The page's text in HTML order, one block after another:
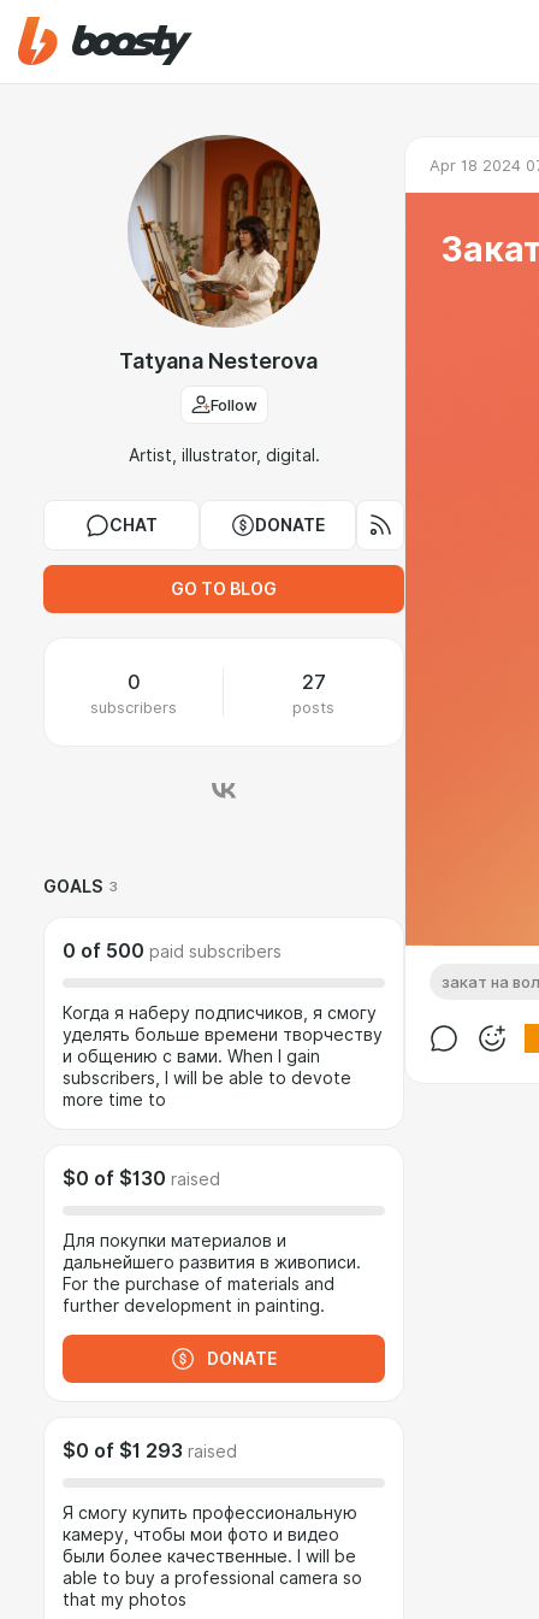
Tatyana Nesterova
Follow
Artist, illustrator, digital.
CHAT DONATE
GO TO BLOG
0
subscribers
27
posts
GOALS 3
0 of 500 paid subscribers
Когда я наберу подписчиков, я смогу
уделять больше времени творчеству
и общению с вами. When I gain
subscribers, I will be able to devote
more time to
$0 of $130 raised
Для покупки материалов и
дальнейшего развития в живописи.
For the purchase of materials and
further development in painting.
DONATE
$0 of $1 293 raised
Я смогу купить профессиональную
камеру, чтобы мои фото и видео
были более качественные. I will be
able to buy a professional camera so
that my photos
Apr 18 2024
закат на